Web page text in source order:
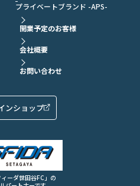
プライベートブランド -APS-
開業予定のお客様
会社概要
お問い合わせ
ンショップ
ーダ世田谷FC」の